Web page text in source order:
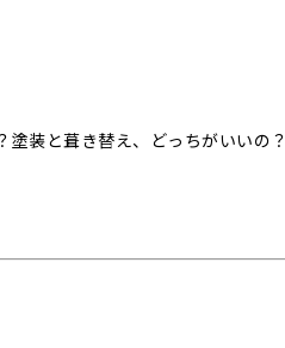
装と葺き替え、どっちがいいの？